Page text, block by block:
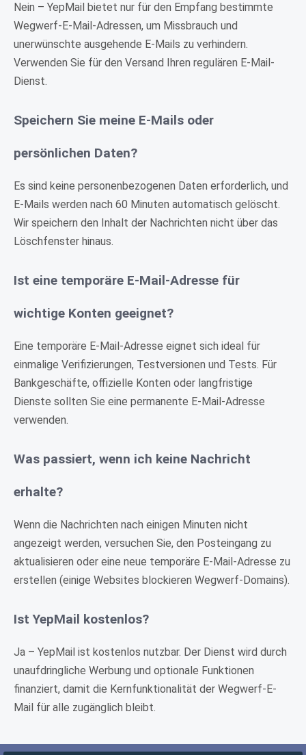
Nein – YepMail bietet nur für den Empfang bestimmte
Wegwerf-E-Mail-Adressen, um Missbrauch und
unerwünschte ausgehende E-Mails zu verhindern.
Verwenden Sie für den Versand Ihren regulären E-Mail-
Dienst.
Speichern Sie meine E-Mails oder
persönlichen Daten?
Es sind keine personenbezogenen Daten erforderlich, und
E-Mails werden nach 60 Minuten automatisch gelöscht.
Wir speichern den Inhalt der Nachrichten nicht über das
Löschfenster hinaus.
Ist eine temporäre E-Mail-Adresse für
wichtige Konten geeignet?
Eine temporäre E-Mail-Adresse eignet sich ideal für
einmalige Verifizierungen, Testversionen und Tests. Für
Bankgeschäfte, offizielle Konten oder langfristige
Dienste sollten Sie eine permanente E-Mail-Adresse
verwenden.
Was passiert, wenn ich keine Nachricht
erhalte?
Wenn die Nachrichten nach einigen Minuten nicht
angezeigt werden, versuchen Sie, den Posteingang zu
aktualisieren oder eine neue temporäre E-Mail-Adresse zu
erstellen (einige Websites blockieren Wegwerf-Domains).
Ist YepMail kostenlos?
Ja – YepMail ist kostenlos nutzbar. Der Dienst wird durch
unaufdringliche Werbung und optionale Funktionen
finanziert, damit die Kernfunktionalität der Wegwerf-E-
Mail für alle zugänglich bleibt.